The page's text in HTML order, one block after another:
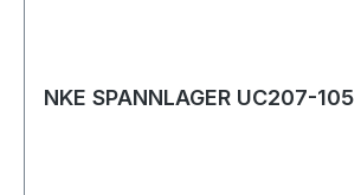
NKE SPANNLAGER UC207-105